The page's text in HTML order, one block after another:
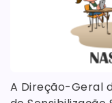
A Direção-Geral